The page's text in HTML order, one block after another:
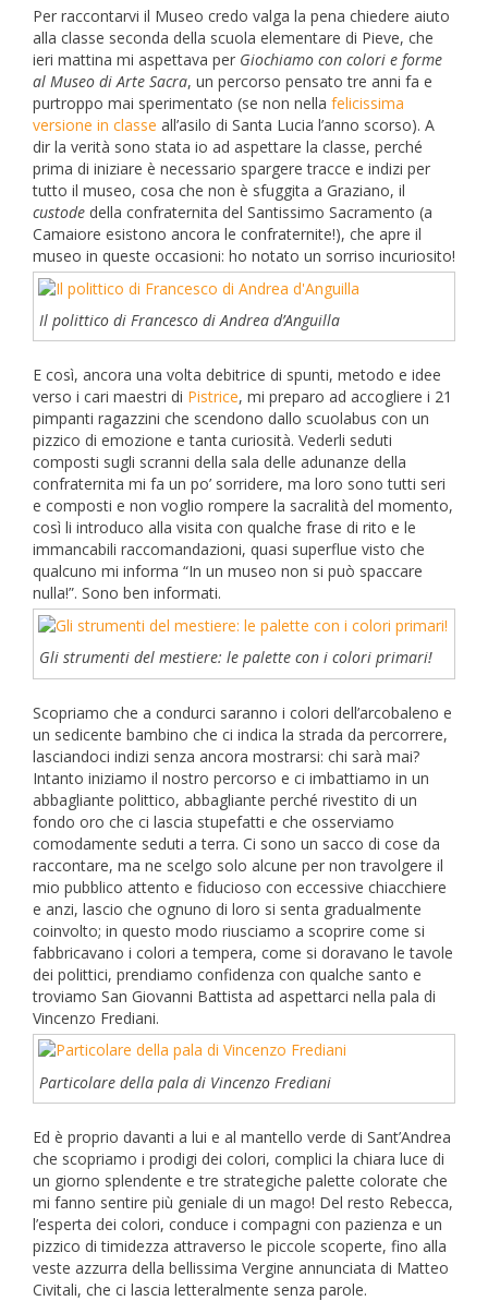
Per raccontarvi il Museo credo valga la pena chiedere aiuto
alla classe seconda della scuola elementare di Pieve, che
ieri mattina mi aspettava per Giochiamo con colori e forme
al Museo di Arte Sacra, un percorso pensato tre anni fa e
purtroppo mai sperimentato (se non nella felicissima
versione in classe all’asilo di Santa Lucia l’anno scorso). A
dir la verità sono stata io ad aspettare la classe, perché
prima di iniziare è necessario spargere tracce e indizi per
tutto il museo, cosa che non è sfuggita a Graziano, il
custode della confraternita del Santissimo Sacramento (a
Camaiore esistono ancora le confraternite!), che apre il
museo in queste occasioni: ho notato un sorriso incuriosito!
Il polittico di Francesco di Andrea d’Anguilla
E così, ancora una volta debitrice di spunti, metodo e idee
verso i cari maestri di Pistrice, mi preparo ad accogliere i 21
pimpanti ragazzini che scendono dallo scuolabus con un
pizzico di emozione e tanta curiosità. Vederli seduti
composti sugli scranni della sala delle adunanze della
confraternita mi fa un po’ sorridere, ma loro sono tutti seri
e composti e non voglio rompere la sacralità del momento,
così li introduco alla visita con qualche frase di rito e le
immancabili raccomandazioni, quasi superflue visto che
qualcuno mi informa “In un museo non si può spaccare
nulla!”. Sono ben informati.
Gli strumenti del mestiere: le palette con i colori primari!
Scopriamo che a condurci saranno i colori dell’arcobaleno e
un sedicente bambino che ci indica la strada da percorrere,
lasciandoci indizi senza ancora mostrarsi: chi sarà mai?
Intanto iniziamo il nostro percorso e ci imbattiamo in un
abbagliante polittico, abbagliante perché rivestito di un
fondo oro che ci lascia stupefatti e che osserviamo
comodamente seduti a terra. Ci sono un sacco di cose da
raccontare, ma ne scelgo solo alcune per non travolgere il
mio pubblico attento e fiducioso con eccessive chiacchiere
e anzi, lascio che ognuno di loro si senta gradualmente
coinvolto; in questo modo riusciamo a scoprire come si
fabbricavano i colori a tempera, come si doravano le tavole
dei polittici, prendiamo confidenza con qualche santo e
troviamo San Giovanni Battista ad aspettarci nella pala di
Vincenzo Frediani.
Particolare della pala di Vincenzo Frediani
Ed è proprio davanti a lui e al mantello verde di Sant’Andrea
che scopriamo i prodigi dei colori, complici la chiara luce di
un giorno splendente e tre strategiche palette colorate che
mi fanno sentire più geniale di un mago! Del resto Rebecca,
l’esperta dei colori, conduce i compagni con pazienza e un
pizzico di timidezza attraverso le piccole scoperte, fino alla
veste azzurra della bellissima Vergine annunciata di Matteo
Civitali, che ci lascia letteralmente senza parole.